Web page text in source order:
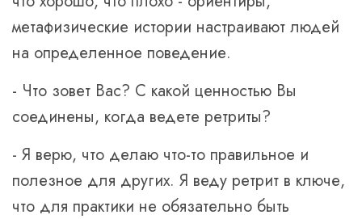
метафизические истории настраивают людей
на определенное поведение.
- Что зовет Вас? С какой ценностью Вы
соединены, когда ведете ретриты?
- Я верю, что делаю что-то правильное и
полезное для других. Я веду ретрит в ключе,
что для практики не обязательно быть